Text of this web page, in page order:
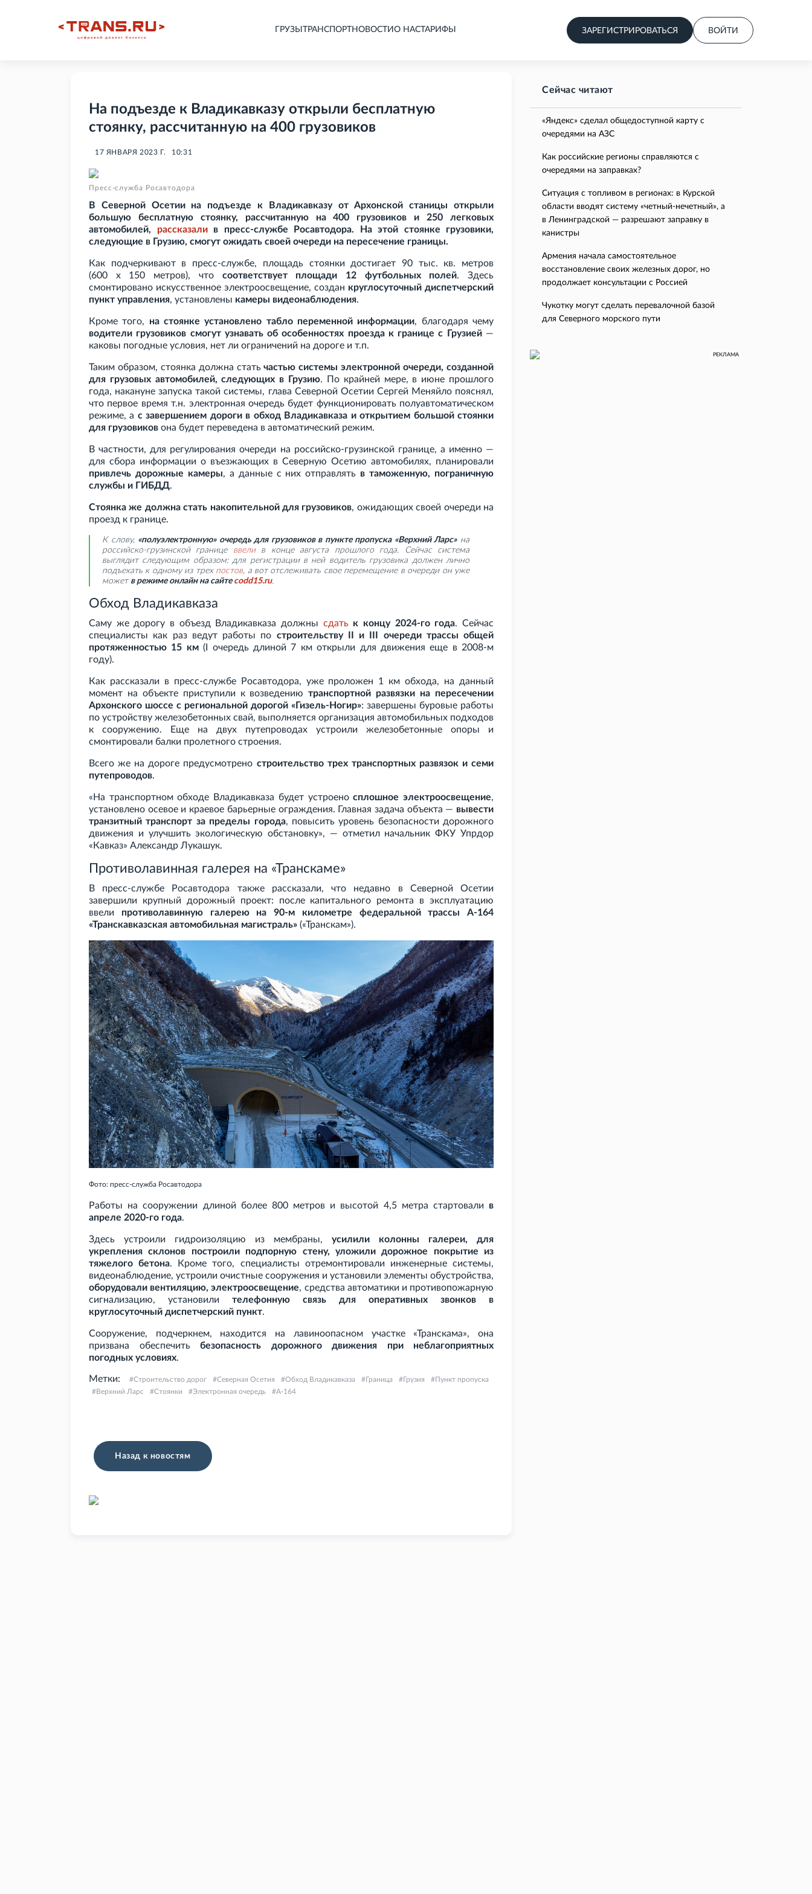
ГРУЗЫ ТРАНСПОРТНОВОСТИ О НАСТАРИФЫ ЗАРЕГИСТРИРОВАТЬСЯ ВОЙТИ
На подъезде к Владикавказу открыли бесплатную
стоянку, рассчитанную на 400 грузовиков
17 ЯНВАРЯ 2023 Г. 10:31
Пресс-служба Росавтодора
В Северной Осетии на подъезде к Владикавказу от Архонской станицы открыли
большую бесплатную стоянку, рассчитанную на 400 грузовиков и 250 легковых
автомобилей, рассказалив пресс-службе Росавтодора. На этой стоянке грузовики,
следующие в Грузию, смогут ожидать своей очереди на пересечение границы.
Как подчеркивают в пресс-службе, площадь стоянки достигает 90 тыс. кв.
метров
(600
х 150 метров), что соответствует площади 12 футбольных полей. Здесь
смонтировано искусственное электроосвещение, создан круглосуточный диспетчерский
пункт управления, установлены камеры видеонаблюдения.
Кроме того, на стоянке установлено табло переменной информации, благодаря чему
водители грузовиков смогут узнавать об особенностях проезда к границе с Грузией—
каковы погодные условия, нет ли ограничений на дороге и т.п.
Таким образом, стоянка должна статьчастью системы электронной очереди, созданной
для грузовых автомобилей, следующих в Грузию. По крайней мере, в июне прошлого
года, накануне запуска такой системы, глава Северной Осетии Сергей Меняйло пояснял,
что первое время т.н. электронная очередь будет функционировать полуавтоматическом
режиме, а с завершением дороги в обход Владикавказа и открытием большой стоянки
для грузовиков она будет переведена в автоматический режим.
В частности, для регулирования очереди на российско-грузинской границе, а именно —
для сбора информации о въезжающих в Северную Осетию автомобилях, планировали
привлечь дорожные камеры, а данные с них отправлять в таможенную, пограничную
службы и ГИБДД.
Стоянка же должна стать накопительной для грузовиков, ожидающих своей очереди на
проезд к границе.
К слову, «полуэлектронную» очередь для грузовиков в пункте пропуска «Верхний Ларс»на
российско-грузинской границе ввелив конце августа прошлого года. Сейчас система
выглядит следующим образом: для регистрации в ней водитель грузовика должен лично
подъехать к одному из трех постов, а вот отслеживать свое перемещение в очереди он уже
может в режиме онлайн на сайтеcodd15.ru.
Обход Владикавказа
Саму же дорогу в объезд Владикавказа должны сдать к концу 2024-го года. Сейчас
специалисты как раз ведут работы по строительству II и III очереди трассы общей
протяженностью 15 км(I очередь длиной 7 км открыли для движения еще в 2008-м
году).
Как рассказали в пресс-службе Росавтодора, уже проложен 1
км обхода, на данный
момент на объекте приступили к возведениютранспортной развязки на пересечении
Архонского шоссе с региональной дорогой «Гизель-Ногир»: завершены буровые работы
по устройству железобетонных свай, выполняется организация автомобильных подходов
к сооружению. Еще на двух путепроводах устроили железобетонные опоры и
смонтировали балки пролетного строения.
Всего же на дороге предусмотрено строительство трех транспортных развязок и семи
путепроводов.
«На транспортном обходе Владикавказа будет устроеносплошное электроосвещение,
установлено осевое и краевое барьерные ограждения. Главная задача объекта — вывести
транзитный транспорт за пределы города, повысить уровень безопасности дорожного
движения и улучшить экологическую обстановку», — отметил начальник ФКУ Упрдор
«Кавказ» Александр Лукашук.
Противолавинная галерея на «Транскаме»
В пресс-службе Росавтодора также рассказали, что недавно в Северной Осетии
завершили крупный дорожный проект: после капитального ремонта в эксплуатацию
ввели противолавинную галерею на 90-м километре федеральной трассы А-164
«Транскавказская автомобильная магистраль» («Транскам»).
Фото: пресс-служба Росавтодора
Работы на сооружении длиной более 800 метров и высотой 4,5 метра стартовали в
апреле 2020-го года.
Здесь устроили гидроизоляцию из мембраны, усилили колонны галереи, для
укрепления склонов построили подпорную стену, уложили дорожное покрытие из
тяжелого бетона. Кроме того, специалисты отремонтировали инженерные системы,
видеонаблюдение, устроили очистные сооружения и установили элементы обустройства,
оборудовали вентиляцию, электроосвещение, средства автоматики и противопожарную
сигнализацию, установили телефонную связь для оперативных звонков в
круглосуточный диспетчерский пункт.
Сооружение, подчеркнем, находится на лавиноопасном участке «Транскама», она
призвана обеспечить безопасность дорожного движения при неблагоприятных
погодных условиях.
Метки: Строительство дорог Северная Осетия Обход Владикавказа Граница Грузия
Пункт пропуска
Верхний Ларс
Стоянки Электронная очередь А-164
Назад к новостям
Сейчас читают
«Яндекс» сделал общедоступной карту с
очередями на АЗС
Как российские регионы справляются с
очередями на заправках?
Ситуация с топливом в регионах: в Курской
области вводят систему «четный-нечетный», а
в Ленинградской — разрешают заправку в
канистры
Армения начала самостоятельное
восстановление своих железных дорог, но
продолжает консультации с Россией
Чукотку могут сделать перевалочной базой
для Северного морского пути
РЕКЛАМА